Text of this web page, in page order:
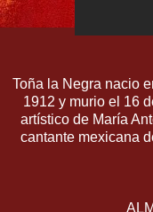
Toña la Negra nacio
1912 y murio el 16
artístico de María
cantante mexicana